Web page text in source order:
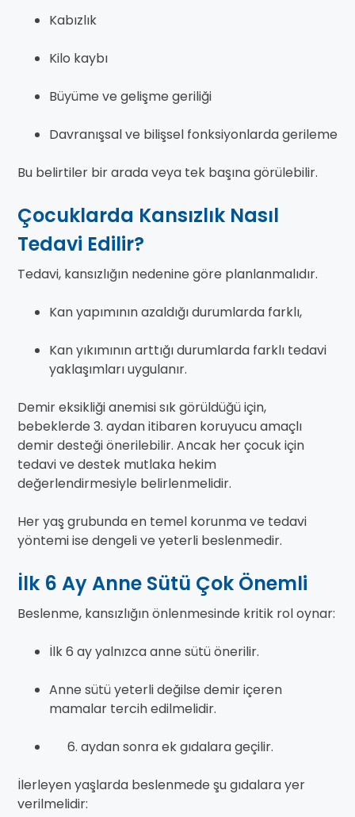
Kabızlık
Kilo kaybı
Büyüme ve gelişme geriliği
Davranışsal ve bilişsel fonksiyonlarda gerileme
Bu belirtiler bir arada veya tek başına görülebilir.
Çocuklarda Kansızlık Nasıl
Tedavi Edilir?
Tedavi, kansızlığın nedenine göre planlanmalıdır.
Kan yapımının azaldığı durumlarda farklı,
Kan yıkımının arttığı durumlarda farklı tedavi
yaklaşımları uygulanır.
Demir eksikliği anemisi sık görüldüğü için,
bebeklerde 3. aydan itibaren koruyucu amaçlı
demir desteği önerilebilir. Ancak her çocuk için
tedavi ve destek mutlaka hekim
değerlendirmesiyle belirlenmelidir.
Her yaş grubunda en temel korunma ve tedavi
yöntemi ise dengeli ve yeterli beslenmedir.
İlk 6 Ay Anne Sütü Çok Önemli
Beslenme, kansızlığın önlenmesinde kritik rol oynar:
İlk 6 ay yalnızca anne sütü önerilir.
Anne sütü yeterli değilse demir içeren
mamalar tercih edilmelidir.
aydan sonra ek gıdalara geçilir.
İlerleyen yaşlarda beslenmede şu gıdalara yer
verilmelidir: